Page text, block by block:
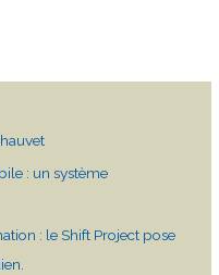
: un système
: le Shift Project pose